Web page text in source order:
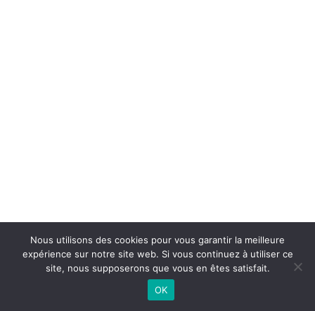
2026 - Basket Club Basse-Goulaine | Site internet réalisé par
CONTACTEZ-NOUS | MENTIONS LÉGALES
Nous utilisons des cookies pour vous garantir la meilleure
expérience sur notre site web. Si vous continuez à utiliser ce
site, nous supposerons que vous en êtes satisfait.
OK